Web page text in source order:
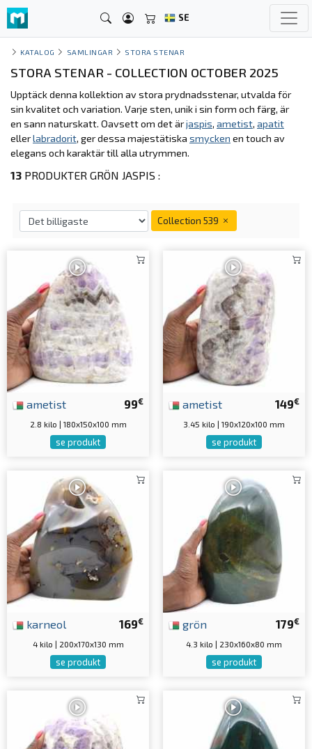
SE
KATALOG SAMLINGAR STORA STENAR
STORA STENAR - COLLECTION OCTOBER 2025
Upptäck denna kollektion av stora prydnadsstenar, utvalda för
sin kvalitet och variation. Varje sten, unik i sin form och färg, är
en sann naturskatt. Oavsett om det ärjaspis, ametist, apatit
ellerlabradorit, ger dessa majestätiska smycken en touch av
elegans och karaktär till alla utrymmen.
13 PRODUKTER GRÖN JASPIS :
Collection 539
99€
ametist
2.8 kilo | 180x150x100 mm
se produkt
149€
ametist
3.45 kilo | 190x120x100 mm
se produkt
169€
karneol
4 kilo | 200x170x130 mm
se produkt
179€
grön
4.3 kilo | 230x160x80 mm
se produkt